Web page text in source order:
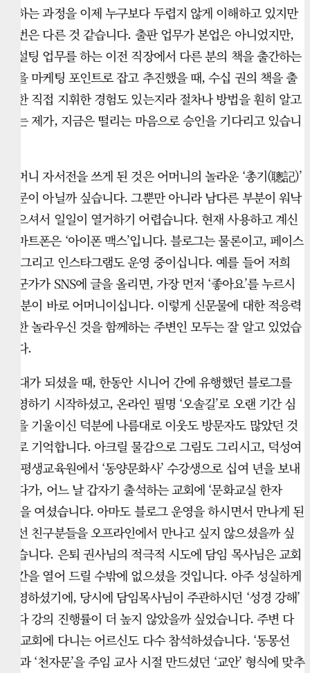
간하는 과정을 이제 누구보다 두렵지 않게 이해하고 있지만
이번은 다른 것 같습니다. 출판 업무가 본업은 아니었지만,
컨설팅 업무를 하는 이전 직장에서 다른 분의 책을 출간하는
것을 마케팅 포인트로 잡고 추진했을 때, 수십 권의 책을 출
간한 직접 지휘한 경험도 있는지라 절차나 방법을 훤히 알고
있는 제가, 지금은 떨리는 마음으로 승인을 기다리고 있습니
어머니 자서전을 쓰게 된 것은 어머니의 놀라운 ‘총기(聰記)’
때문이 아닐까 싶습니다. 그뿐만 아니라 남다른 부분이 워낙
많으셔서 일일이 열거하기 어렵습니다. 현재 사용하고 계신
스마트폰은 ‘아이폰 맥스’입니다. 블로그는 물론이고, 페이스
북 그리고 인스타그램도 운영 중이십니다. 예를 들어 저희
누군가가 SNS에 글을 올리면, 가장 먼저 ‘좋아요’를 누르시
는 분이 바로 어머니이십니다. 이렇게 신문물에 대한 적응력
또한 놀라우신 것을 함께하는 주변인 모두는 잘 알고 있었습
니다.
70대가 되셨을 때, 한동안 시니어 간에 유행했던 블로그를
운영하기 시작하셨고, 온라인 필명 ‘오솔길’로 오랜 기간 심
혈을 기울이신 덕분에 나름대로 이웃도 방문자도 많았던 것
으로 기억합니다. 아크릴 물감으로 그림도 그리시고, 덕성여
대 평생교육원에서 ‘동양문화사’ 수강생으로 십여 년을 보내
시다가, 어느 날 갑자기 출석하는 교회에 ‘문화교실 한자
반’을 여셨습니다. 아마도 블로그 운영을 하시면서 만나게 된
랜선 친구분들을 오프라인에서 만나고 싶지 않으셨을까 싶
었습니다. 은퇴 권사님의 적극적 시도에 담임 목사님은 교회
공간을 열어 드릴 수밖에 없으셨을 것입니다. 아주 성실하게
운영하셨기에, 당시에 담임목사님이 주관하시던 ‘성경 강해’
보다 강의 진행률이 더 높지 않았을까 싶었습니다. 주변 다
른 교회에 다니는 어르신도 다수 참석하셨습니다. ‘동몽선
습’과 ‘천자문’을 주임 교사 시절 만드셨던 ‘교안’ 형식에 맞추